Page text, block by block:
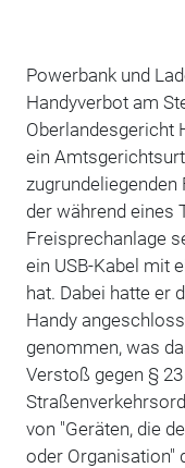
Powerbank und
Handyverbot am
Oberlandesgericht
ein
zugrundeliegenden
der während eines
Freisprechanlage
ein USB-Kabel mit
hat. Dabei hatte er
Handy
genommen, was
Verstoß gegen §
von "Geräten, die
oder Organisation"